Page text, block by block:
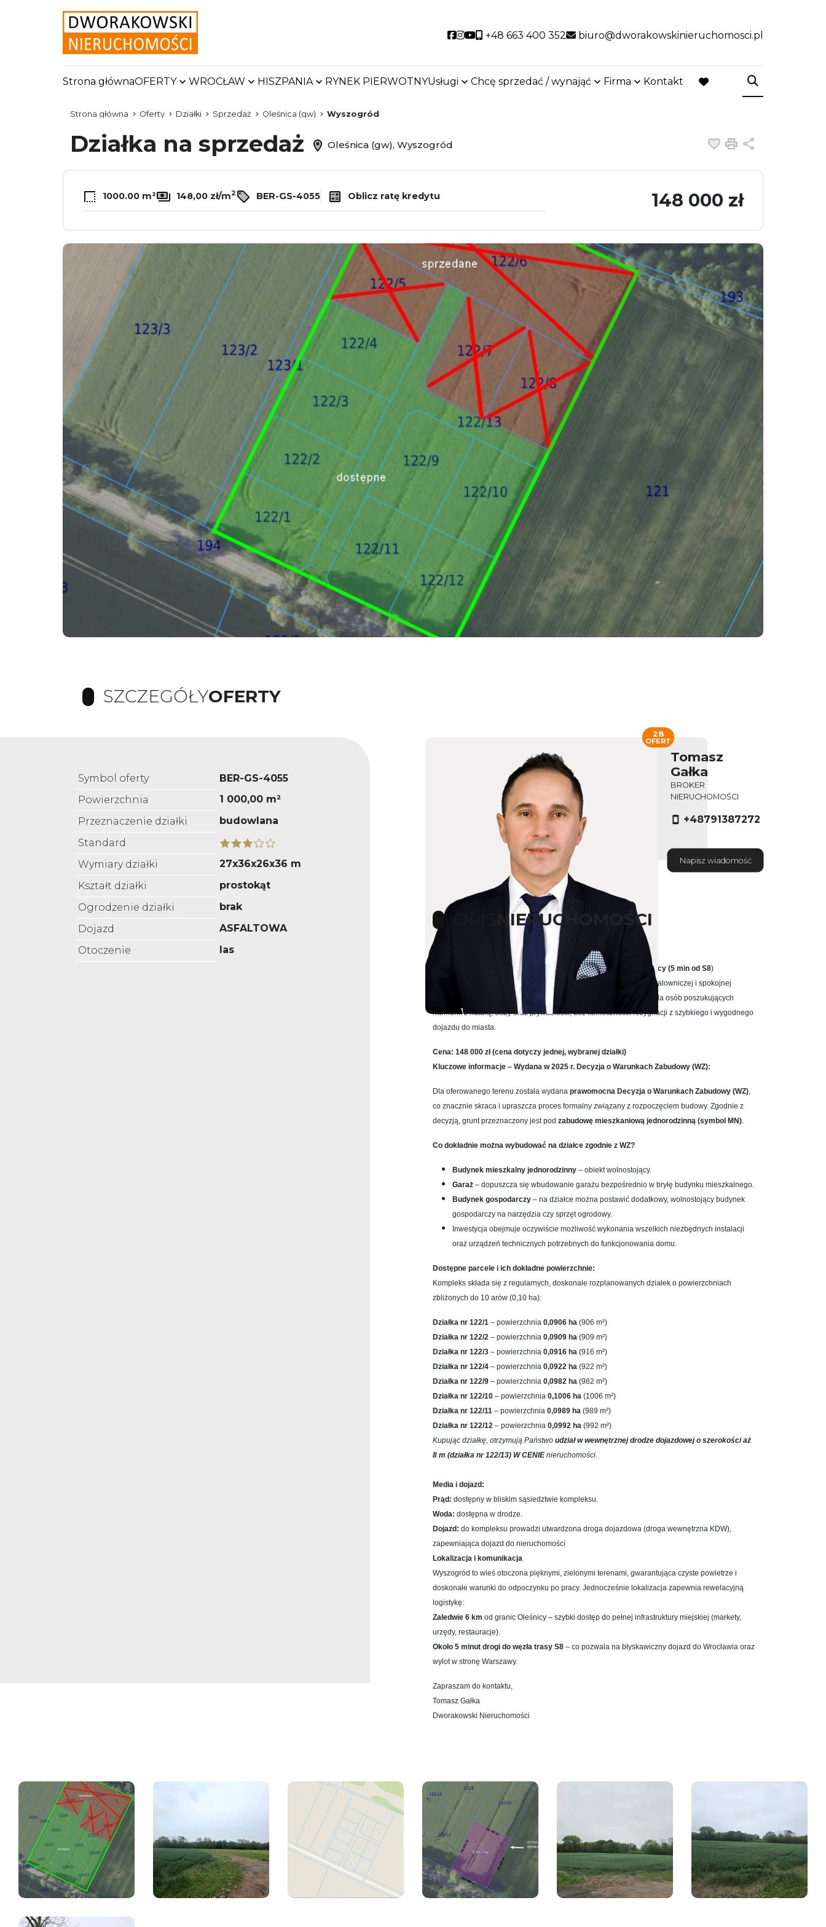
Social link
Social link
Social link
+48 663 400 352 biuro@dworakowskinieruchomosci.pl
Strona głównaOFERTY WROCŁAW HISZPANIA RYNEK PIERWOTNYUsługi Chcę sprzedać / wynająć Firma Kontakt
favorite
Strona główna Oferty Działki Sprzedaż Oleśnica (gw) Wyszogród
Działka na sprzedaż Oleśnica (gw), Wyszogród Dodaj do
Drukuj
1000.00 m² 148,00 zł/m2 BER-GS-4055 Oblicz ratę kredytu 148 000 zł
SZCZEGÓŁYOFERTY
Symbol oferty
BER-GS-4055
Powierzchnia
1 000,00 m²
Przeznaczenie działki
budowlana
Standard
Wymiary działki
27x36x26x36 m
Kształt działki
prostokąt
Ogrodzenie działki
brak
Dojazd
ASFALTOWA
Otoczenie
las
Tomasz
Gałka
BROKER
NIERUCHOMOŚCI
+48791387272
Napisz wiadomość
28
OFERT
NIERUCHOMOŚCI
Działki budowlane z warunkami zabudowy – Wyszogród k. Oleśnicy (5 min od S8)
Oferta sprzedaży kompleksu działek budowlanych, położonych w malowniczej i spokojnej
Wyszogród (gmina Oleśnica)
. To dobra propozycja dla osób poszukujących
harmonii z naturą, ciszy oraz prywatności, bez konieczności rezygnacji z szybkiego i wygodnego
dojazdu do miasta.
Cena: 148 000 zł (cena dotyczy jednej, wybranej działki)
Kluczowe informacje – Wydana w 2025 r. Decyzja o Warunkach Zabudowy (WZ):
Dla oferowanego terenu została wydana prawomocna Decyzja o Warunkach Zabudowy (WZ),
co znacznie skraca i upraszcza proces formalny związany z rozpoczęciem budowy. Zgodnie z
decyzją, grunt przeznaczony jest pod zabudowę mieszkaniową jednorodzinną (symbol MN).
Co dokładnie można wybudować na działce zgodnie z WZ?
Budynek mieszkalny jednorodzinny – obiekt wolnostojący.
Garaż – dopuszcza się wbudowanie garażu bezpośrednio w bryłę budynku mieszkalnego.
Budynek gospodarczy – na działce można postawić dodatkowy, wolnostojący budynek
gospodarczy na narzędzia czy sprzęt ogrodowy.
Inwestycja obejmuje oczywiście możliwość wykonania wszelkich niezbędnych instalacji
oraz urządzeń technicznych potrzebnych do funkcjonowania domu.
Dostępne parcele i ich dokładne powierzchnie:
Kompleks składa się z regularnych, doskonale rozplanowanych działek o powierzchniach
zbliżonych do 10 arów (0,10 ha):
Działka nr 122/1 – powierzchnia 0,0906 ha (906 m²)
Działka nr 122/2 – powierzchnia 0,0909 ha (909 m²)
Działka nr 122/3 – powierzchnia 0,0916 ha (916 m²)
Działka nr 122/4 – powierzchnia 0,0922 ha (922 m²)
Działka nr 122/9 – powierzchnia 0,0982 ha (982 m²)
Działka nr 122/10 – powierzchnia 0,1006 ha (1006 m²)
Działka nr 122/11 – powierzchnia 0,0989 ha (989 m²)
Działka nr 122/12 – powierzchnia 0,0992 ha (992 m²)
Kupując działkę, otrzymują Państwo udział w wewnętrznej drodze dojazdowej o szerokości aż
8 m (działka nr 122/13) W CENIEnieruchomości.
Media i dojazd:
Prąd: dostępny w bliskim sąsiedztwie kompleksu.
Woda: dostępna w drodze.
Dojazd: do kompleksu prowadzi utwardzona droga dojazdowa (droga wewnętrzna KDW),
zapewniająca dojazd do nieruchomości
Lokalizacja i komunikacja
Wyszogród to wieś otoczona pięknymi, zielonymi terenami, gwarantująca czyste powietrze i
doskonałe warunki do odpoczynku po pracy. Jednocześnie lokalizacja zapewnia rewelacyjną
logistykę:
Zaledwie 6 km od granic Oleśnicy – szybki dostęp do pełnej infrastruktury miejskiej (markety,
urzędy, restauracje).
Około 5 minut drogi do węzła trasy S8 – co pozwala na błyskawiczny dojazd do Wrocławia oraz
wylot w stronę Warszawy.
Zapraszam do kontaktu,
Tomasz Gałka
Dworakowski Nieruchomości